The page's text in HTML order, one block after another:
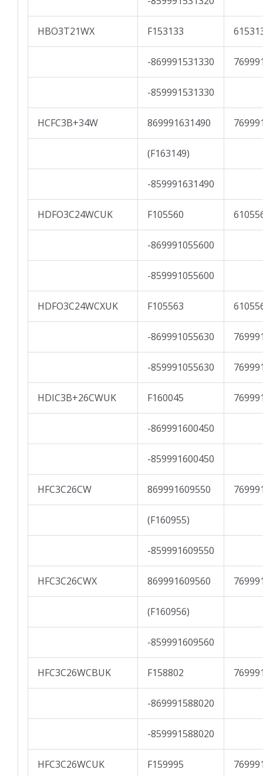
HBO3T21WX F153133
-869991531330
-859991531330
HCFC3B+34W 869991631490
(F163149)
-859991631490
HDFO3C24WCUK F105560
-869991055600
-859991055600
HDFO3C24WCXUK F105563
-869991055630
-859991055630
HDIC3B+26CWUK F160045
-869991600450
-859991600450
HFC3C26CW 869991609550
(F160955)
-859991609550
HFC3C26CWX 869991609560
(F160956)
-859991609560
HFC3C26WCBUK F158802
-869991588020
-859991588020
HFC3C26WCUK F159995